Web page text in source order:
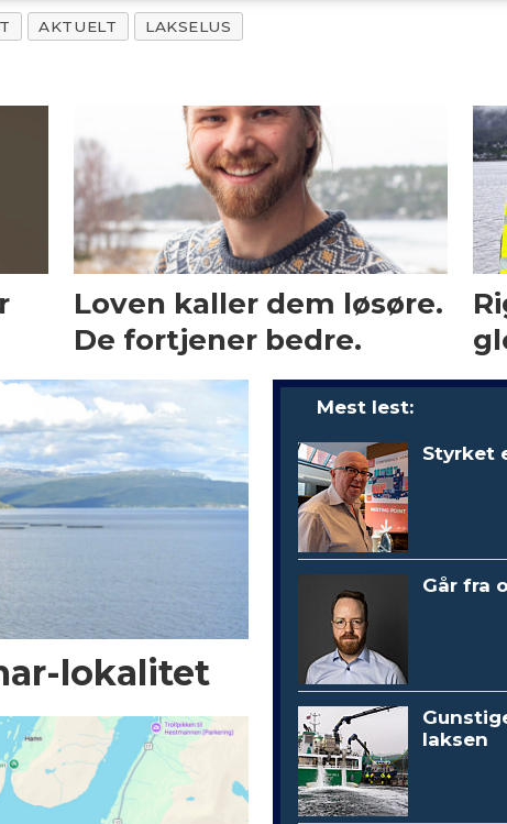
AKTUELT LAKSELUS
Loven kaller dem løsøre.
De fortjener bedre.
lokalitet
Mest lest:
Styrket
Går fra
laksen